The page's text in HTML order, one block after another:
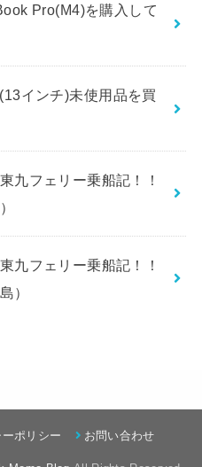
Pro(M4)を購入して
インチ)未使用品を買
九フェリー乗船記！！
九フェリー乗船記！！
）
ポリシー お問い合わせ